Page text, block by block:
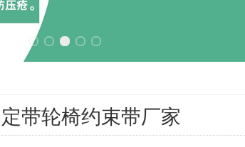
带轮椅约束带厂家